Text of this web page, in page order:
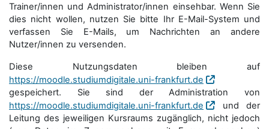
Trainer/innen und Administrator/innen einsehbar. Wenn Sie
dies nicht wollen, nutzen Sie bitte Ihr E-Mail-System und
verfassen Sie E-Mails, um Nachrichten an andere
Nutzer/innen zu versenden.
Diese Nutzungsdaten bleiben auf
https://moodle.studiumdigitale.uni-frankfurt.de
gespeichert. Sie sind der Administration von
https://moodle.studiumdigitale.uni-frankfurt.de
und der
Leitung des jeweiligen Kursraums zugänglich, nicht jedoch